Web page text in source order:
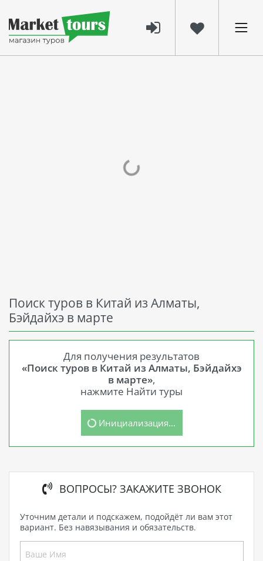
Поиск туров в Китай из Алматы,
Бэйдайхэ в марте
Для получения результатов
«Поиск туров в Китай из Алматы, Бэйдайхэ
в марте»,
нажмите Найти туры
Инициализация...
ВОПРОСЫ? ЗАКАЖИТЕ ЗВОНОК
Уточним детали и подскажем, подойдёт ли вам этот
вариант. Без навязывания и обязательств.